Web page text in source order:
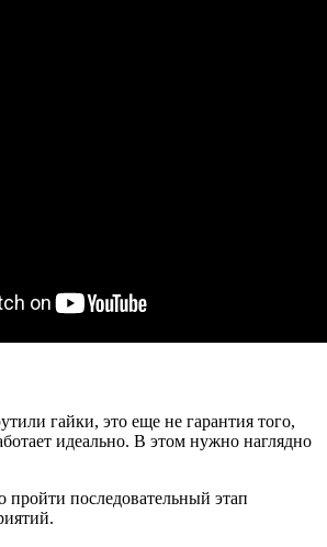
гайки, это еще не гарантия того,
идеально. В этом нужно наглядно
пройти последовательный этап